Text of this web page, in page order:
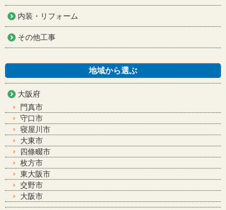
内装・リフォーム
その他工事
地域から選ぶ
大阪府
門真市
守口市
寝屋川市
大東市
四條畷市
枚方市
東大阪市
交野市
大阪市